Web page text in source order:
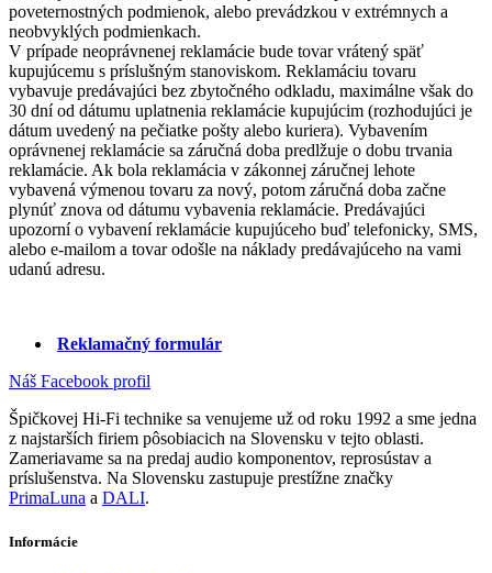
poveternostných podmienok, alebo prevádzkou v extrémnych a
neobvyklých podmienkach.
V prípade neoprávnenej reklamácie bude tovar vrátený späť
kupujúcemu s príslušným stanoviskom. Reklamáciu tovaru
vybavuje predávajúci bez zbytočného odkladu, maximálne však do
30 dní od dátumu uplatnenia reklamácie kupujúcim (rozhodujúci je
dátum uvedený na pečiatke pošty alebo kuriera). Vybavením
oprávnenej reklamácie sa záručná doba predlžuje o dobu trvania
reklamácie. Ak bola reklamácia v zákonnej záručnej lehote
vybavená výmenou tovaru za nový, potom záručná doba začne
plynúť znova od dátumu vybavenia reklamácie. Predávajúci
upozorní o vybavení reklamácie kupujúceho buď telefonicky, SMS,
alebo e-mailom a tovar odošle na náklady predávajúceho na vami
udanú adresu.
Reklamačný formulár
Náš Facebook profil
Špičkovej Hi-Fi technike sa venujeme už od roku 1992 a sme jedna
z najstarších firiem pôsobiacich na Slovensku v tejto oblasti.
Zameriavame sa na predaj audio komponentov, reprosústav a
príslušenstva. Na Slovensku zastupuje prestížne značky
PrimaLuna a DALI.
Informácie